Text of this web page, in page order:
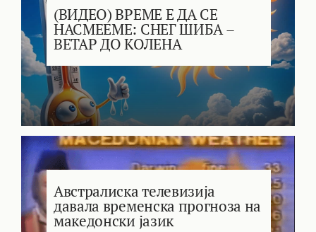
(ВИДЕО) ВРЕМЕ Е ДА СЕ
НАСМЕЕМЕ: СНЕГ ШИБА –
ВЕТАР ДО КОЛЕНА
Австралиска телевизија
давала временска прогноза на
македонски јазик